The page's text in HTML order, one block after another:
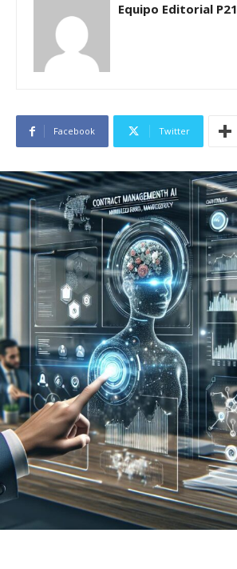
Equipo Editorial P21
Facebook Twitter